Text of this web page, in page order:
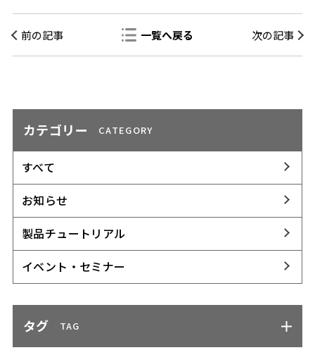
前の記事 一覧へ戻る 次の記事
カテゴリー CATEGORY
すべて
お知らせ
製品チュートリアル
イベント・セミナー
タグ TAG